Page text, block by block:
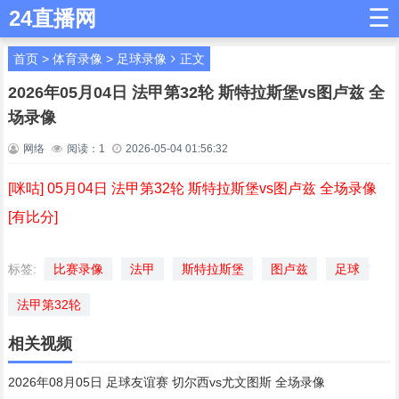
24直播网 ☰
首页> 体育录像 > 足球录像 正文
2026年05月04日 法甲第32轮 斯特拉斯堡vs图卢兹 全
场录像
网络 阅读： 1 2026-05-04 01:56:32
[咪咕] 05月04日 法甲第32轮 斯特拉斯堡vs图卢兹 全场录像
[有比分]
标签: 比赛录像 法甲 斯特拉斯堡 图卢兹 足球
法甲第32轮
相关视频
2026年08月05日 足球友谊赛 切尔西vs尤文图斯 全场录像